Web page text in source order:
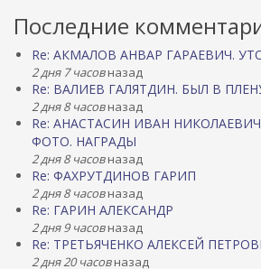
Последние
Re: АКМАЛОВ АНВАР ГАРАЕВИЧ.
2 дня 7 часовназад
Re: ВАЛИЕВ ГАЛЯТДИН. БЫЛ В
2 дня 8 часовназад
Re: АНАСТАСИН ИВАН
ФОТО. НАГРАДЫ
2 дня 8 часовназад
Re: ФАХРУТДИНОВ ГАРИП
2 дня 8 часовназад
Re: ГАРИН АЛЕКСАНДР
2 дня 9 часовназад
Re: ТРЕТЬЯЧЕНКО АЛЕКСЕЙ
2 дня 20 часовназад